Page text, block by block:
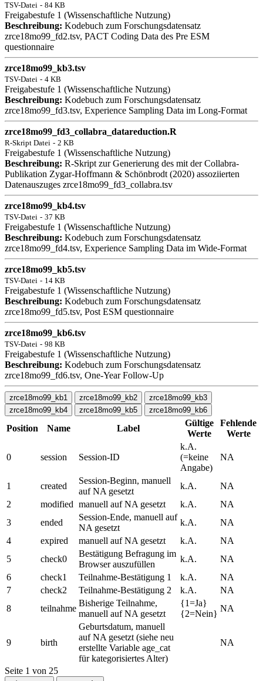
TSV-Datei - 84 KB
Freigabestufe 1 (Wissenschaftliche Nutzung)
Beschreibung: Kodebuch zum Forschungsdatensatz
zrce18mo99_fd2.tsv, PACT Coding Data des Pre ESM
questionnaire
zrce18mo99_kb3.tsv
TSV-Datei - 4 KB
Freigabestufe 1 (Wissenschaftliche Nutzung)
Beschreibung: Kodebuch zum Forschungsdatensatz
zrce18mo99_fd3.tsv, Experience Sampling Data im Long-Format
zrce18mo99_fd3_collabra_datareduction.R
R-Skript Datei - 2 KB
Freigabestufe 1 (Wissenschaftliche Nutzung)
Beschreibung: R-Skript zur Generierung des mit der Collabra-
Publikation Zygar-Hoffmann & Schönbrodt (2020) assoziierten
Datenauszuges zrce18mo99_fd3_collabra.tsv
zrce18mo99_kb4.tsv
TSV-Datei - 37 KB
Freigabestufe 1 (Wissenschaftliche Nutzung)
Beschreibung: Kodebuch zum Forschungsdatensatz
zrce18mo99_fd4.tsv, Experience Sampling Data im Wide-Format
zrce18mo99_kb5.tsv
TSV-Datei - 14 KB
Freigabestufe 1 (Wissenschaftliche Nutzung)
Beschreibung: Kodebuch zum Forschungsdatensatz
zrce18mo99_fd5.tsv, Post ESM questionnaire
zrce18mo99_kb6.tsv
TSV-Datei - 98 KB
Freigabestufe 1 (Wissenschaftliche Nutzung)
Beschreibung: Kodebuch zum Forschungsdatensatz
zrce18mo99_fd6.tsv, One-Year Follow-Up
zrce18mo99_kb1 zrce18mo99_kb2
zrce18mo99_kb3
zrce18mo99_kb4
zrce18mo99_kb5 zrce18mo99_kb6
Position Name Label
Gültige
Werte
Fehlende
Werte
0 session Session-ID
k.A.
(=keine
Angabe)
NA
1 created
Session-Beginn, manuell
auf NA gesetzt
k.A.
NA
2
modified manuell auf NA gesetzt k.A.
NA
3
ended
Session-Ende, manuell auf
NA gesetzt
k.A.
NA
4
expired manuell auf NA gesetzt k.A.
NA
5
check0
Bestätigung Befragung im
Browser auszufüllen
k.A.
NA
6
check1 Teilnahme-Bestätigung 1 k.A.
NA
7
check2 Teilnahme-Bestätigung 2 k.A.
NA
8
teilnahme
Bisherige Teilnahme,
manuell auf NA gesetzt
{1=Ja}
{2=Nein}
NA
9 birth
Geburtsdatum, manuell
auf NA gesetzt (siehe neu
erstellte Variable age_cat
für kategorisiertes Alter)
NA
Seite 1 von 25